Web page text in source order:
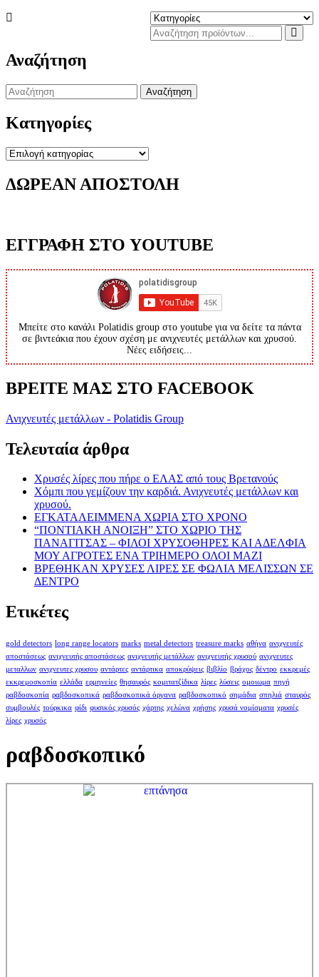
Αναζήτηση
Search
for:
Κατηγορίες
Κατηγορίες
ΔΩΡΕΑΝ ΑΠΟΣΤΟΛΗ
ΕΓΓΡΑΦΗ ΣΤΟ YOUTUBE
Μπείτε στο κανάλι Polatidis group στο youtube για να δείτε τα πάντα
σε βιντεάκια που έχουν σχέση με ανιχνευτές μετάλλων και χρυσού.
Νέες ειδήσεις...
ΒΡΕΙΤΕ ΜΑΣ ΣΤΟ FACEBOOK
Ανιχνευτές μετάλλων - Polatidis Group
Τελευταία άρθρα
Χρυσές λίρες που πήρε ο ΕΛΑΣ από τους Βρετανούς
Χόμπι που γεμίζουν την καρδιά. Ανιχνευτές μετάλλων και
χρυσού.
ΕΓΚΑΤΑΛΕΙΜΜΕΝΑ ΧΩΡΙΑ ΣΤΟ ΧΡΟΝΟ
“ΠΟΝΤΙΑΚΗ ΑΝΟΙΞΗ” ΣΤΟ ΧΩΡΙΟ ΤΗΣ
ΠΑΝΑΓΙΤΣΑΣ – ΦΙΛΟΙ ΧΡΥΣΟΘΗΡΕΣ ΚΑΙ ΑΔΕΛΦΙΑ
ΜΟΥ ΑΓΡΟΤΕΣ ΕΝΑ ΤΡΙΗΜΕΡΟ ΟΛΟΙ ΜΑΖΙ
ΒΡΕΘΗΚΑΝ ΧΡΥΣΕΣ ΛΙΡΕΣ ΣΕ ΦΩΛΙΑ ΜΕΛΙΣΣΩΝ ΣΕ
ΔΕΝΤΡΟ
Ετικέτες
gold detectors long range locators marks metal detectors treasure marks αθήνα ανιχνευτές
αποστάσεως ανιχνευτής αποστάσεως ανιχνευτής μετάλλων ανιχνευτής χρυσού ανιχνευτες
μεταλλων ανιχνευτες χρυσου αντάρτες αντάρτικα αποκρύψεις βιβλίο βράχος δέντρο εκκρεμές
εκκρεμοσκοπία ελλάδα ερμηνείες θησαυρός κομιτατζίδικα λίρες λύσεις ομοιωμα πηγή
ραβδοσκοπία ραβδοσκοπικά ραβδοσκοπικά όργανα ραβδοσκοπικό σημάδια σπηλιά σταυρός
συμβουλές τούρκικα φίδι φυσικός χρυσός χάρτης χελώνα χρήσης χρυσά νομίσματα χρυσές
λίρες χρυσός
ραβδοσκοπικό